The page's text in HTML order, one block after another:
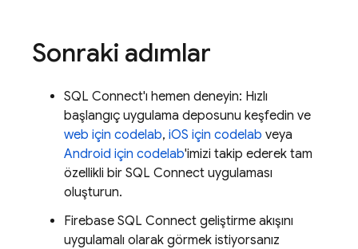
Sonraki adımlar
SQL Connect'ı hemen deneyin: Hızlı
başlangıç uygulama deposunu keşfedin ve
web için codelab, iOS için codelab veya
Android için codelab'imizi takip ederek tam
özellikli bir SQL Connect uygulaması
oluşturun.
Firebase SQL Connect geliştirme akışını
uygulamalı olarak görmek istiyorsanız